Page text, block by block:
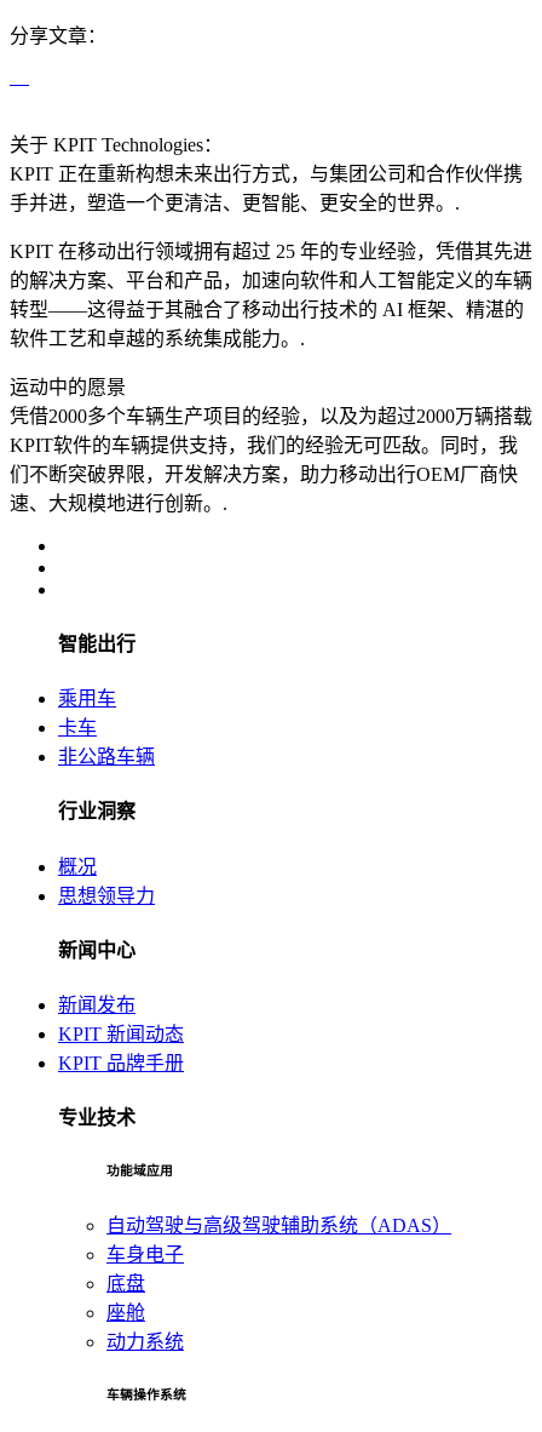
分享文章：
关于 KPIT Technologies：
KPIT 正在重新构想未来出行方式，与集团公司和合作伙伴携
手并进，塑造一个更清洁、更智能、更安全的世界。.
KPIT 在移动出行领域拥有超过 25 年的专业经验，凭借其先进
的解决方案、平台和产品，加速向软件和人工智能定义的车辆
转型——这得益于其融合了移动出行技术的 AI 框架、精湛的
软件工艺和卓越的系统集成能力。.
运动中的愿景
凭借2000多个车辆生产项目的经验，以及为超过2000万辆搭载
KPIT软件的车辆提供支持，我们的经验无可匹敌。同时，我
们不断突破界限，开发解决方案，助力移动出行OEM厂商快
速、大规模地进行创新。.
智能出行
乘用车
卡车
非公路车辆
行业洞察
概况
思想领导力
新闻中心
新闻发布
KPIT 新闻动态
KPIT 品牌手册
专业技术
功能域应用
自动驾驶与高级驾驶辅助系统（ADAS）
车身电子
底盘
座舱
动力系统
车辆操作系统